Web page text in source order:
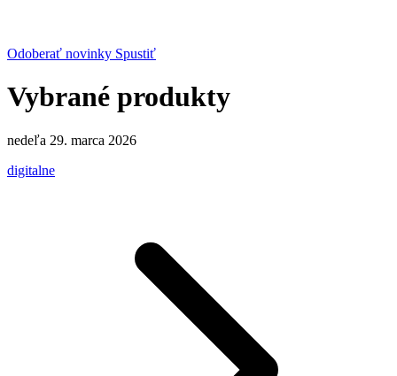
Odoberať novinky Spustiť
Vybrané produkty
nedeľa 29. marca 2026
digitalne